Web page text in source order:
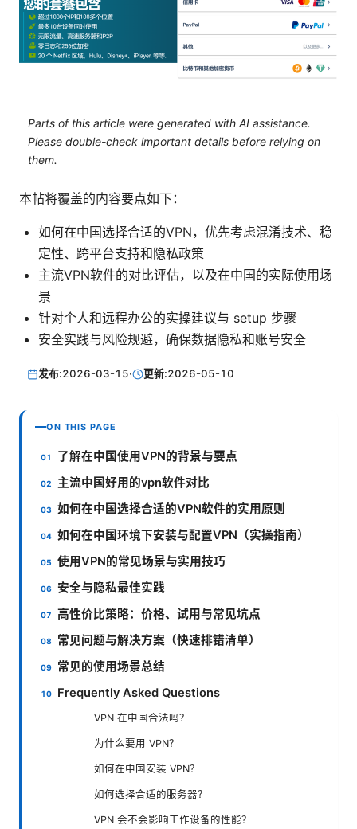
Parts of this article were generated with AI assistance.
Please double-check important details before relying on
them.
本帖将覆盖的内容要点如下：
如何在中国选择合适的VPN，优先考虑混淆技术、稳
定性、跨平台支持和隐私政策
主流VPN软件的对比评估，以及在中国的实际使用场
景
针对个人和远程办公的实操建议与 setup 步骤
安全实践与风险规避，确保数据隐私和账号安全
发布:2026-03-15· 更新:2026-05-10
ON THIS PAGE
了解在中国使用VPN的背景与要点
主流中国好用的vpn软件对比
如何在中国选择合适的VPN软件的实用原则
如何在中国环境下安装与配置VPN（实操指南）
使用VPN的常见场景与实用技巧
安全与隐私最佳实践
高性价比策略：价格、试用与常见坑点
常见问题与解决方案（快速排错清单）
常见的使用场景总结
Frequently Asked Questions
VPN 在中国合法吗？
为什么要用 VPN？
如何在中国安装 VPN？
如何选择合适的服务器？
VPN 会不会影响工作设备的性能？